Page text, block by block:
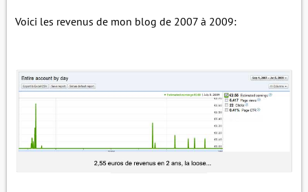
Voici les revenus de mon blog de 2007 à 2009: